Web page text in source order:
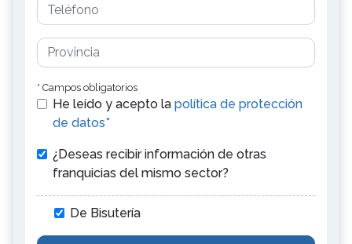
* Campos obligatorios
He leído y acepto la política de protección
de datos*
¿Deseas recibir información de otras
franquicias del mismo sector?
De Bisutería